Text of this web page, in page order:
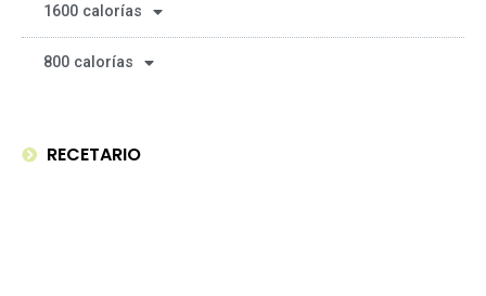
1600 calorías
800 calorías
RECETARIO